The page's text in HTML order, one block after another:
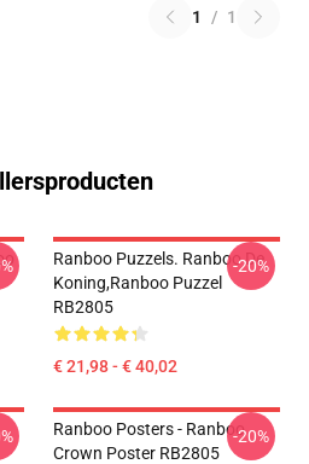
1 / 1
Ranboo Puzzels. Ranboo De
Koning,Ranboo Puzzel
RB2805
€ 21,98 - € 40,02
-20%
Ranboo Posters - Ranboo
Crown Poster RB2805
-20%